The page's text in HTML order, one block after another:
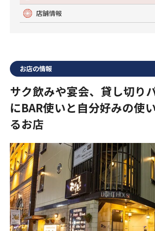
店舗情報
お店の情報
サク飲みや宴会、貸し切り
にBAR使いと自分好みの使
るお店